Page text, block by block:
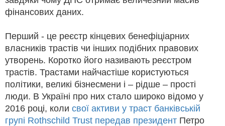
фінансових даних.
Перший - це реєстр кінцевих бенефіціарних
власників трастів чи інших подібних правових
утворень. Коротко його називають реєстром
трастів. Трастами найчастіше користуються
політики, великі бізнесмени і – рідше – прості
люди. В Україні про них стало широко відомо у
2016 році, коли свої активи у траст банківській
групі Rothschild Trust передав президент Петро